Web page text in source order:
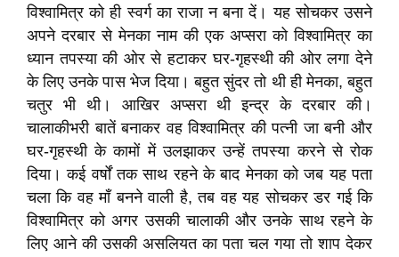
विश्वामित्र को ही स्वर्ग का राजा न बना दें। यह सोचकर उसने
अपने दरबार से मेनका नाम की एक अप्सरा को विश्वामित्र का
ध्यान तपस्या की ओर से हटाकर घर-गृहस्थी की ओर लगा देने
के लिए उनके पास भेज दिया। बहुत सुंदर तो थी ही मेनका, बहुत
चतुर भी थी। आखिर अप्सरा थी इन्द्र के दरबार की।
चालाकीभरी बातें बनाकर वह विश्वामित्र की पत्नी जा बनी और
घर-गृहस्थी के कामों में उलझाकर उन्हें तपस्या करने से रोक
दिया। कई वर्षों तक साथ रहने के बाद मेनका को जब यह पता
चला कि वह माँ बनने वाली है, तब वह यह सोचकर डर गई कि
विश्वामित्र को अगर उसकी चालाकी और उनके साथ रहने के
लिए आने की उसकी असलियत का पता चल गया तो शाप देकर